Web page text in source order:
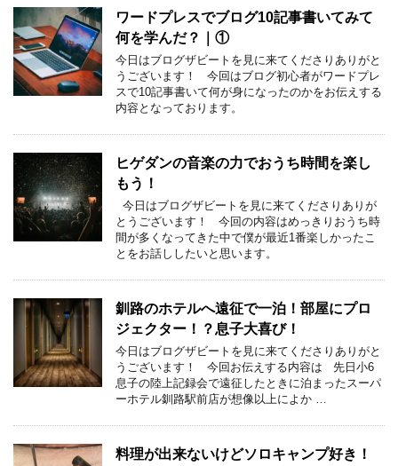
ワードプレスでブログ10記事書いてみて
何を学んだ？｜①
今日はブログザビートを見に来てくださりありがと
うございます！ 今回はブログ初心者がワードプレ
スで10記事書いて何が身になったのかをお伝えする
内容となっております。
ヒゲダンの音楽の力でおうち時間を楽し
もう！
今日はブログザビートを見に来てくださりありが
とうございます！ 今回の内容はめっきりおうち時
間が多くなってきた中で僕が最近1番楽しかったこ
とをお話ししたいと思います。
釧路のホテルへ遠征で一泊！部屋にプロ
ジェクター！？息子大喜び！
今日はブログザビートを見に来てくださりありがと
うございます！ 今回お伝えする内容は 先日小6
息子の陸上記録会で遠征したときに泊まったスーパ
ーホテル釧路駅前店が想像以上によか …
料理が出来ないけどソロキャンプ好き！